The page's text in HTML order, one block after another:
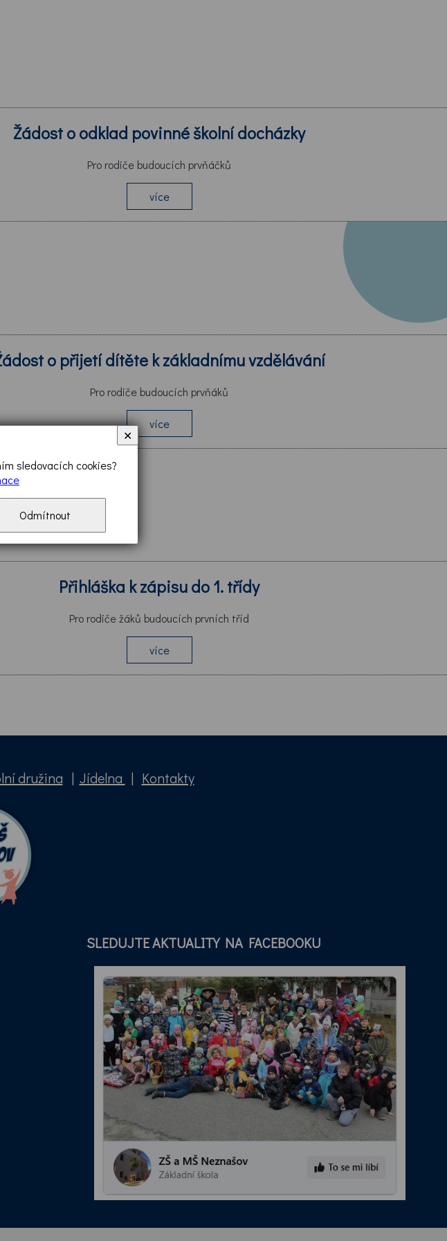
Žádost o odklad povinné školní docházky
Pro rodiče budoucích prvňáčků
více
o přijetí dítěte k základnímu vzdělávání
Pro rodiče budoucích prvňáků
více
Přihláška k zápisu do 1. třídy
Pro rodiče žáků budoucích prvních tříd
více
družina | Jídelna | Kontakty
SLEDUJTE AKTUALITY NA FACEBOOKU
sledovacích cookies?
Odmítnout
✕